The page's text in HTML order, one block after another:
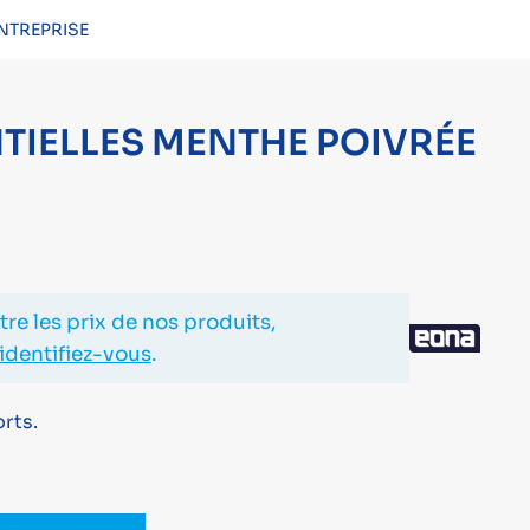
MENTHE POIVRÉE
les prix de nos produits,
identifiez-vous.